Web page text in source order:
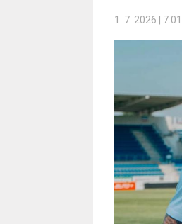
1. 7. 2026 | 7:01